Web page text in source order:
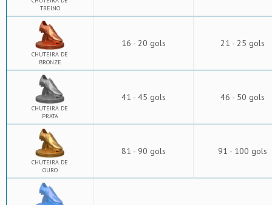
TREINO
CHUTEIRA DE
BRONZE
16 - 20 gols 21 - 25 gols
CHUTEIRA DE
PRATA
41 - 45 gols 46 - 50 gols
CHUTEIRA DE
OURO
81 - 90 gols 91 - 100 gols